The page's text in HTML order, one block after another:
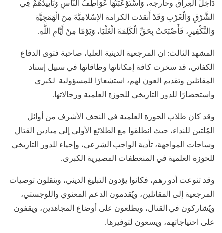
دَاخِلَ العِراق وخارجه، وَاسْتَوْعَبَتْهَا عَوَاطِفُ النَّاسِ وَتَأْييدُهُمْ فِي
الشَّرْقِ وَالْغَرْبِ وَقَدْ أَنقذت الكرامة الإسْلامِيَّةَ مِنَ الْهَمَجِيَّةِ
وَالتَّكْفِيرِ، فَأَصْبَحَتْ بِحَقِّ الْكَلِمَةَ الْعُلْيَا، وَيَوْمًا مِنْ أَيَّامِ اللَّهِ.
المشهد الثالث: ان المرجعية الدينية العليا، صاحبة فتوى الدفاع
الكفائي، قد سخرت كافة إمكاناتها وطاقاتها في سبيل إسناد
المقاتلين وتقديم العون لهم، استشعارًا للمسؤولية الكبرى
واستحضارًا للدور التاريخي للحوزة العلمية ورجالاتها.
وقد كان طلاب الحوزة العلمية في النجف الأشرف من أوائل
المُلتين للنداء، حيث انطلقوا مع الطلائع الأولى إلى ميادين القتال
وساحات المواجهة، تأدية الواجب الشرعي، وإحياء للدور التاريخي
للحوزة العلمية في المنعطفات المصيرية الكبرى.
وقد تنوعت أدوارهم، فكانوا يؤدون التبليغ الديني، وينقلون توصيات
المرجعية إلى المقاتلين، ويُقدمون الدعم المعنوي واللوجستي،
ويُشاركون في القتال، ويطلعون على أوضاع المجاهدين، ويقفون
على احتياجاتهم، ويسعون لتوفيرها.